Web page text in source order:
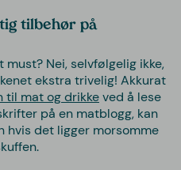
tilbehør på
Nei, selvfølgelig ikke,
ekstra trivelig! Akkurat
til mat og drikkeved å lese
på en matblogg, kan
hvis det ligger morsomme